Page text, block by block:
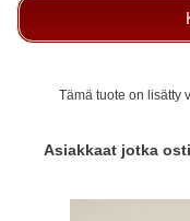
Tämä tuote on lisätty
Asiakkaat jotka